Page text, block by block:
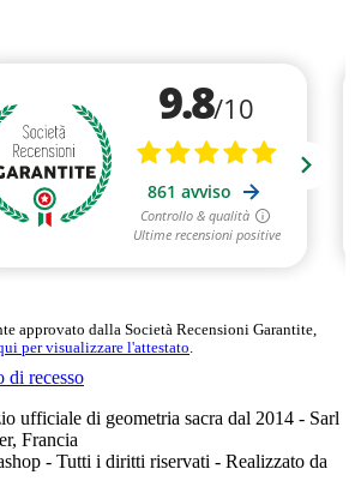
approvato dalla Società Recensioni Garantite,
per visualizzare l'attestato.
di recesso
ufficiale di geometria sacra dal 2014 - Sarl
Francia
- Tutti i diritti riservati - Realizzato da